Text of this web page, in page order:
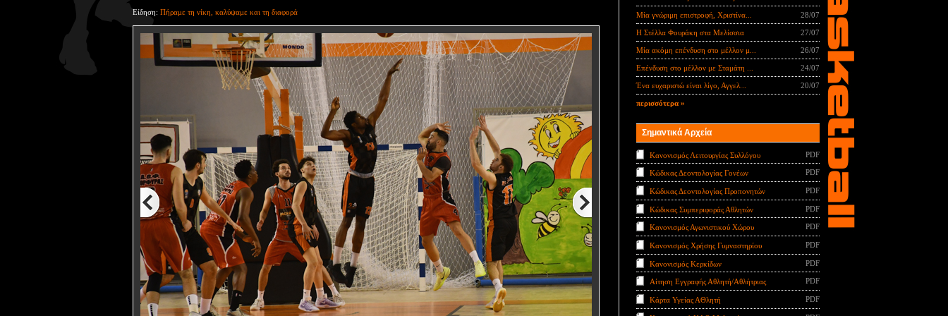
Είδηση: Πήραμε τη νίκη, καλύψαμε και τη διαφορά Μία γνώριμη επιστροφή, Χριστίνα... 28/07
Η Στέλλα Φουράκη στα Μελίσσια 27/07
Μία ακόμη επένδυση στο μέλλον μ... 26/07
Επένδυση στο μέλλον με Σταμάτη ... 24/07
Ένα ευχαριστώ είναι λίγο, Αγγελ... 20/07
περισσότερα »
Σημαντικά Αρχεία
Κανονισμός Λειτουργίας Συλλόγου PDF
Κώδικας Δεοντολογίας Γονέων PDF
Κώδικας Δεοντολογίας Προπονητών PDF
Κώδικας Συμπεριφοράς Αθλητών PDF
Κανονισμός Αγωνιστικού Χώρου PDF
Κανονισμός Χρήσης Γυμναστηρίου PDF
Κανονισμός Κερκίδων PDF
Αίτηση Εγγραφής Αθλητή/Αθλήτριας PDF
Κάρτα Υγείας ΑΘλητή PDF